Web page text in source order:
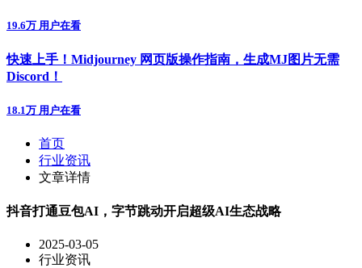
19.6万 用户在看
快速上手！Midjourney 网页版操作指南，生成MJ图片无需
Discord！
18.1万 用户在看
首页
行业资讯
文章详情
抖音打通豆包AI，字节跳动开启超级AI生态战略
2025-03-05
行业资讯